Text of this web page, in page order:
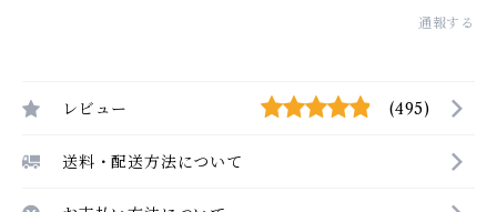
通報する
レビュー (495)
送料・配送方法について